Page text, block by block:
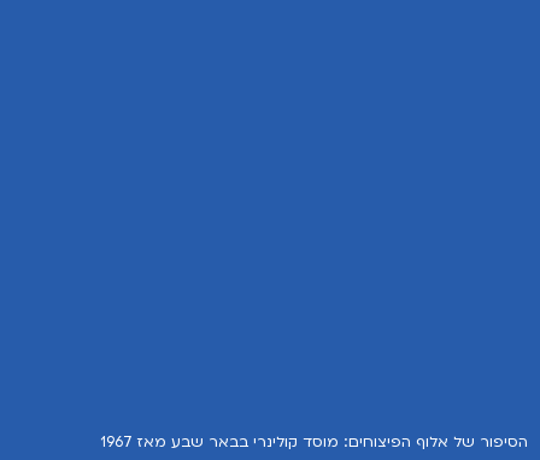
הסיפור של אלוף הפיצוחים: מוסד קולינרי בבאר שבע מאז 1967